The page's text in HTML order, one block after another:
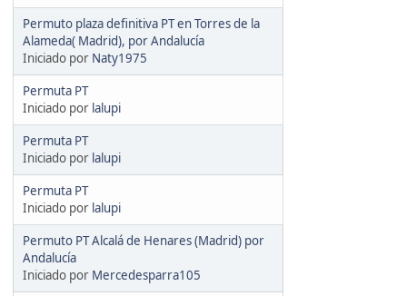
Permuto plaza definitiva PT en Torres de la
Alameda( Madrid), por Andalucía
Iniciado por Naty1975
Permuta PT
Iniciado por lalupi
Permuta PT
Iniciado por lalupi
Permuta PT
Iniciado por lalupi
Permuto PT Alcalá de Henares (Madrid) por
Andalucía
Iniciado por Mercedesparra105